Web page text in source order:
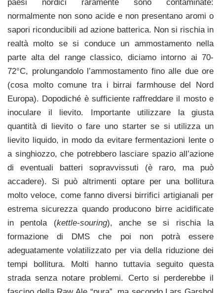
paesi nordici raramente sono contaminate:
normalmente non sono acide e non presentano aromi o
sapori riconducibili ad azione batterica. Non si rischia in
realtà molto se si conduce un ammostamento nella
parte alta del range classico, diciamo intorno ai 70-
72°C, prolungandolo l’ammostamento fino alle due ore
(cosa molto comune tra i birrai farmhouse del Nord
Europa). Dopodiché è sufficiente raffreddare il mosto e
inoculare il lievito. Importante utilizzare la giusta
quantità di lievito o fare uno starter se si utilizza un
lievito liquido, in modo da evitare fermentazioni lente o
a singhiozzo, che potrebbero lasciare spazio all’azione
di eventuali batteri sopravvissuti (è raro, ma può
accadere). Si può altrimenti optare per una bollitura
molto veloce, come fanno diversi birrifici artigianali per
estrema sicurezza quando producono birre acidificate
in pentola (kettle-souring), anche se si rischia la
formazione di DMS che poi non potrà essere
adeguatamente volatilizzato per via della riduzione dei
tempi bollitura. Molti hanno tuttavia seguito questa
strada senza notare problemi. Certo si perderebbe il